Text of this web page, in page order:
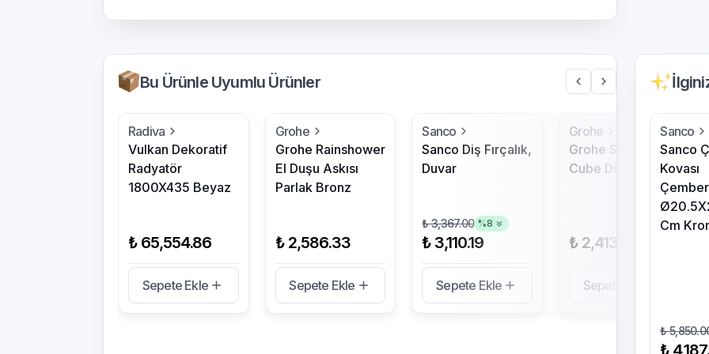
Bu Ürünle Uyumlu Ürünler
Radiva
Vulkan Dekoratif
Radyatör
1800X435 Beyaz
₺ 65,554.86
Sepete Ekle
Grohe
Grohe Rainshower
El Duşu Askısı
Parlak Bronz
₺ 2,586.33
Sepete Ekle
Sanco
Sanco Diş Fırçalık,
Duvar
₺ 3,367.00 %8
₺ 3,110.19
Sepete Ekle
Grohe
Grohe Selection
Cube Diş Fırçalık
₺ 2,413.45
Sepete Ekle
Sanco
Sanco
Kovası
Cm
₺
₺